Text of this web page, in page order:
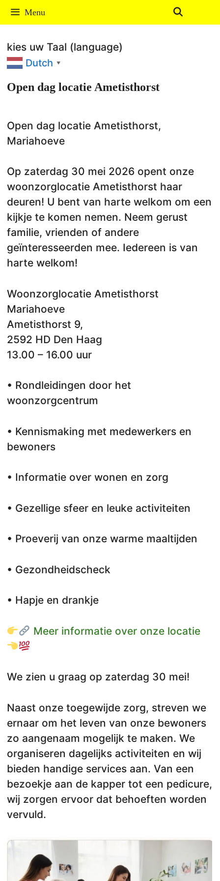
Ga
naar
inhoud
Menu
kies uw Taal (language)
Dutch ▼
Open dag locatie Ametisthorst
Open dag locatie Ametisthorst,
Mariahoeve
Op zaterdag 30 mei 2026 opent onze
woonzorglocatie Ametisthorst haar
deuren! U bent van harte welkom om een
kijkje te komen nemen. Neem gerust
familie, vrienden of andere
geïnteresseerden mee. Iedereen is van
harte welkom!
Woonzorglocatie Ametisthorst
Mariahoeve
Ametisthorst 9,
2592 HD Den Haag
13.00 – 16.00 uur
• Rondleidingen door het
woonzorgcentrum
• Kennismaking met medewerkers en
bewoners
• Informatie over wonen en zorg
• Gezellige sfeer en leuke activiteiten
• Proeverij van onze warme maaltijden
• Gezondheidscheck
• Hapje en drankje
Meer informatie over onze locatie
We zien u graag op zaterdag 30 mei!
Naast onze toegewijde zorg, streven we
ernaar om het leven van onze bewoners
zo aangenaam mogelijk te maken. We
organiseren dagelijks activiteiten en wij
bieden handige services aan. Van een
bezoekje aan de kapper tot een pedicure,
wij zorgen ervoor dat behoeften worden
vervuld.